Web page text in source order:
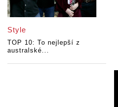
Style
TOP 10: To nejlepší z
australské...